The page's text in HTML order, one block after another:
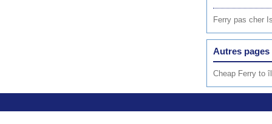
Ferry pas cher
Autres pages
Cheap Ferry to